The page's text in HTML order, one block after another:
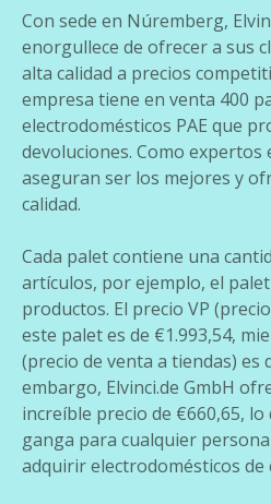
Con sede en Núremberg,
enorgullece de ofrecer a sus
alta calidad a precios
empresa tiene en venta 400
electrodomésticos PAE que
devoluciones. Como expertos
aseguran ser los mejores y
calidad.
Cada palet contiene una
artículos, por ejemplo, el
productos. El precio VP
este palet es de €1.993,54,
(precio de venta a tiendas) es
embargo, Elvinci.de GmbH
increíble precio de €660,65,
ganga para cualquier
adquirir electrodomésticos de